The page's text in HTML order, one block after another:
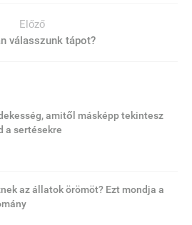
Előző
válasszunk tápot?
amitől másképp tekintesz
a sertésekre
az állatok örömöt? Ezt mondja a